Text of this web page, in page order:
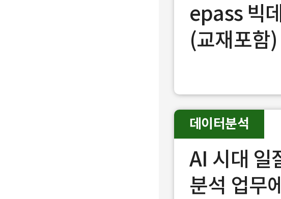
epass 빅
(교재포함)
AI 시대 일
분석 업무
데이터분석